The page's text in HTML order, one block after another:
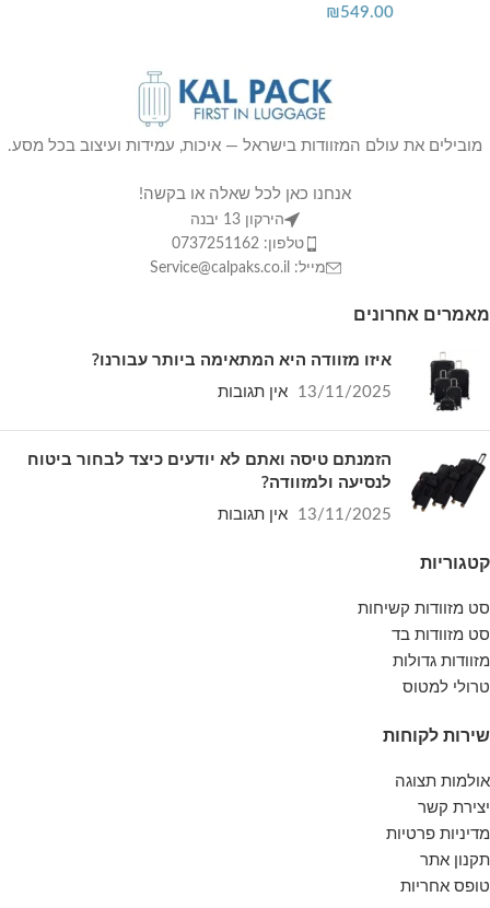
₪549.00
מובילים את עולם המזוודות בישראל — איכות, עמידות ועיצוב בכל מסע.
אנחנו כאן לכל שאלה או בקשה!
הירקון 13 יבנה
טלפון: 0737251162
מייל: Service@calpaks.co.il
מאמרים אחרונים
איזו מזוודה היא המתאימה ביותר עבורנו?
13/11/2025 אין תגובות
הזמנתם טיסה ואתם לא יודעים כיצד לבחור ביטוח
לנסיעה ולמזוודה?
13/11/2025 אין תגובות
קטגוריות
סט מזוודות קשיחות
סט מזוודות בד
מזוודות גדולות
טרולי למטוס
שירות לקוחות
אולמות תצוגה
יצירת קשר
מדיניות פרטיות
תקנון אתר
טופס אחריות